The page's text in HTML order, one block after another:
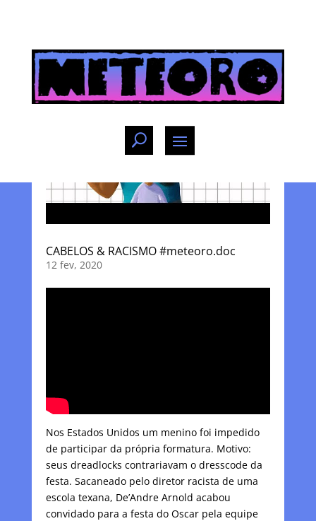
CABELOS & RACISMO #meteoro.doc
12 fev, 2020
Nos Estados Unidos um menino foi impedido
de participar da própria formatura. Motivo:
seus dreadlocks contrariavam o dresscode da
festa. Sacaneado pelo diretor racista de uma
escola texana, De’Andre Arnold acabou
convidado para a festa do Oscar pela equipe